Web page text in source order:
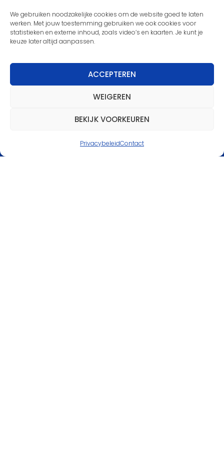
We gebruiken noodzakelijke cookies om de website goed te laten
werken. Met jouw toestemming gebruiken we ook cookies voor
statistieken en externe inhoud, zoals video’s en kaarten. Je kunt je
keuze later altijd aanpassen.
ACCEPTEREN
WEIGEREN
BEKIJK VOORKEUREN
PrivacybeleidContact
Nieuwsbrief
Meld je aan voor de nieuwsbrief en blijf
op de hoogte van de laatste
scoutinggroep.